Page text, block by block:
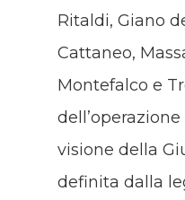
Ritaldi, Giano
Cattaneo,
Montefalco e
visione della
definita dalla